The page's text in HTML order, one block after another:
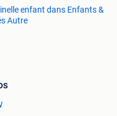
enfant dans Enfants &
Autre